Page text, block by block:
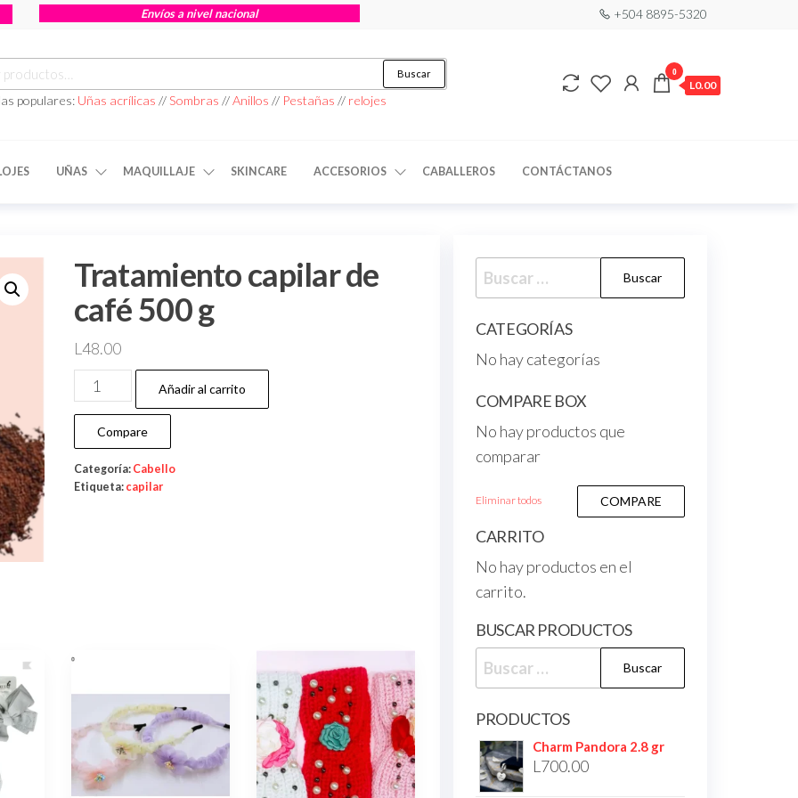
Envíos a nivel nacional +504 8895-5320
Buscar
populares: Uñas acrílicas //Sombras //Anillos // Pestañas // relojes
0
L0.00
UÑAS MAQUILLAJE SKINCARE ACCESORIOS CABALLEROS CONTÁCTANOS
Tratamiento capilar de
café 500 g
L 48.00
Añadir al carrito
Compare
Categoría: Cabello
Etiqueta: capilar
CATEGORÍAS
No hay categorías
COMPARE BOX
No hay productos que
comparar
Eliminar todos COMPARE
CARRITO
No hay productos en el
carrito.
BUSCAR PRODUCTOS
PRODUCTOS
Charm Pandora 2.8 gr
L 700.00